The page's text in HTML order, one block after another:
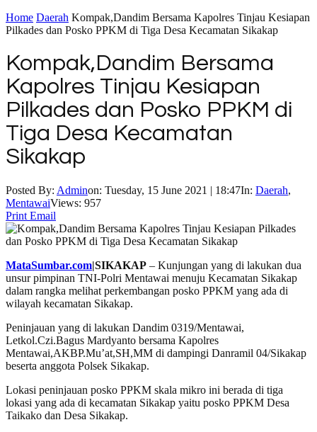
Home Daerah Kompak,Dandim Bersama Kapolres Tinjau Kesiapan
Pilkades dan Posko PPKM di Tiga Desa Kecamatan Sikakap
Kompak,Dandim Bersama
Kapolres Tinjau Kesiapan
Pilkades dan Posko PPKM di
Tiga Desa Kecamatan
Sikakap
Posted By: Adminon: Tuesday, 15 June 2021 | 18:47In: Daerah,
MentawaiViews: 957
Print Email
MataSumbar.com|SIKAKAP – Kunjungan yang di lakukan dua
unsur pimpinan TNI-Polri Mentawai menuju Kecamatan Sikakap
dalam rangka melihat perkembangan posko PPKM yang ada di
wilayah kecamatan Sikakap.
Peninjauan yang di lakukan Dandim 0319/Mentawai,
Letkol.Czi.Bagus Mardyanto bersama Kapolres
Mentawai,AKBP.Mu’at,SH,MM di dampingi Danramil 04/Sikakap
beserta anggota Polsek Sikakap.
Lokasi peninjauan posko PPKM skala mikro ini berada di tiga
lokasi yang ada di kecamatan Sikakap yaitu posko PPKM Desa
Taikako dan Desa Sikakap.